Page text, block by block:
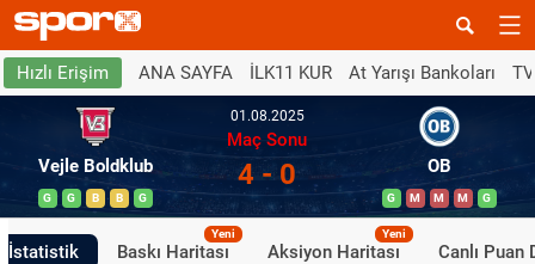
Hızlı Erişim ANA SAYFA İLK11 KUR At Yarışı Bankoları
Vejle Boldklub
G G B B G
01.08.2025
Maç Sonu
4 - 0 OB
G M M M G
İstatistik Baskı Haritası
Yeni
Aksiyon Haritası
Yeni
Canlı Puan